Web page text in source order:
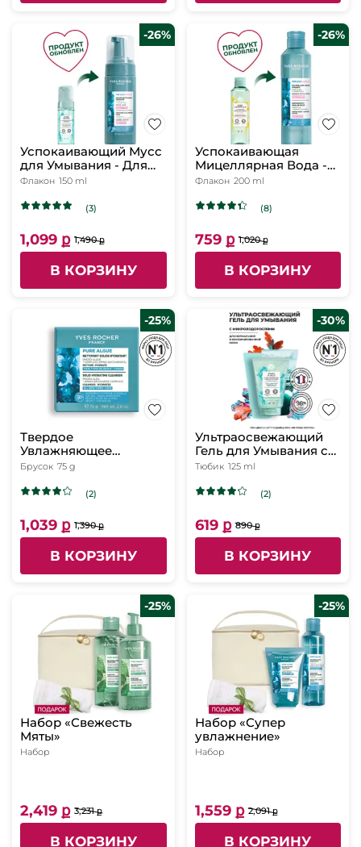
-26%
Успокаивающий Мусс
для Умывания - Для
чувствительной кожи,
Флакон 150 ml
(3)
1,099 ք 1,490 ք
В КОРЗИНУ
-26%
Успокаивающая
Мицеллярная Вода -
Для чувствительной
Флакон 200 ml
(8)
759 ք 1,020 ք
В КОРЗИНУ
-25%
Твердое
Увлажняющее
Очищающее Средство
типов кожи, 75 г
Брусок 75 g
(2)
1,039 ք 1,390 ք
В КОРЗИНУ
-30%
Ультраосвежающий
Гель для Умывания с
Микроводорослями,
Тюбик 125 ml
(2)
619 ք 890 ք
В КОРЗИНУ
-25%
Набор «Свежесть
Мяты»
Набор
2,419 ք 3,231 ք
В КОРЗИНУ
-25%
Набор «Супер
увлажнение»
Набор
1,559 ք 2,091 ք
В КОРЗИНУ